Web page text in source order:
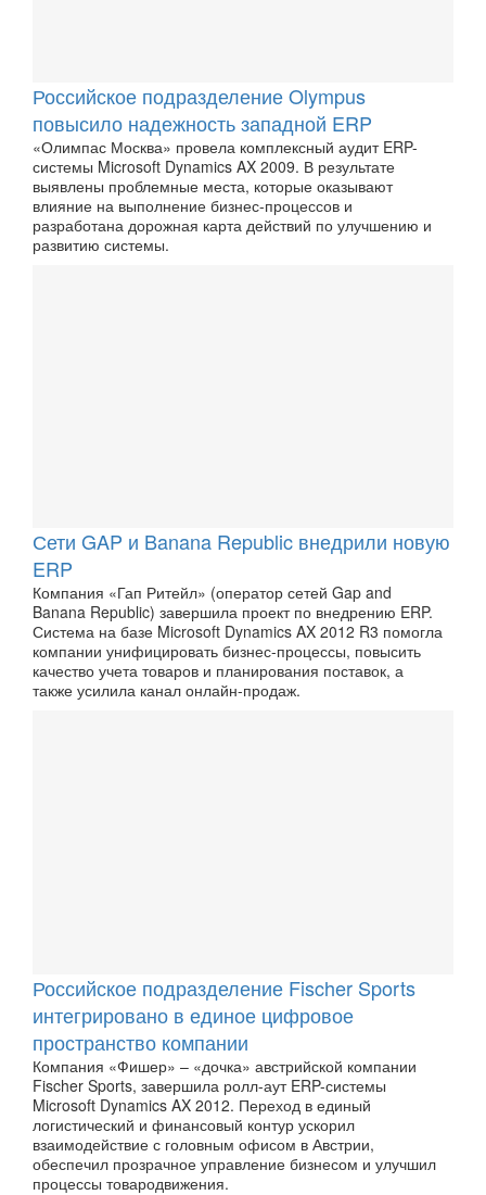
Российское подразделение Olympus
повысило надежность западной ERP
«Олимпас Москва» провела комплексный аудит ERP-
системы Microsoft Dynamics AX 2009. В результате
выявлены проблемные места, которые оказывают
влияние на выполнение бизнес-процессов и
разработана дорожная карта действий по улучшению и
развитию системы.
Сети GAP и Banana Republic внедрили новую
ERP
Компания «Гап Ритейл» (оператор сетей Gap and
Banana Republic) завершила проект по внедрению ERP.
Система на базе Microsoft Dynamics AX 2012 R3 помогла
компании унифицировать бизнес-процессы, повысить
качество учета товаров и планирования поставок, а
также усилила канал онлайн-продаж.
Российское подразделение Fischer Sports
интегрировано в единое цифровое
пространство компании
Компания «Фишер» – «дочка» австрийской компании
Fischer Sports, завершила ролл-аут ERP-системы
Microsoft Dynamics AX 2012. Переход в единый
логистический и финансовый контур ускорил
взаимодействие с головным офисом в Австрии,
обеспечил прозрачное управление бизнесом и улучшил
процессы товародвижения.